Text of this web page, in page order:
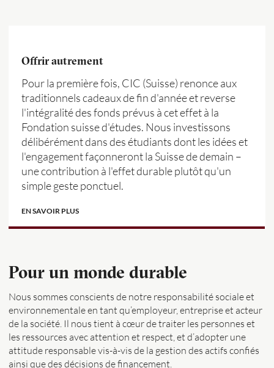
Offrir autrement
Pour la première fois, CIC (Suisse) renonce aux
traditionnels cadeaux de fin d'année et reverse
l'intégralité des fonds prévus à cet effet à la
Fondation suisse d'études. Nous investissons
délibérément dans des étudiants dont les idées et
l'engagement façonneront la Suisse de demain –
une contribution à l'effet durable plutôt qu'un
simple geste ponctuel.
EN SAVOIR PLUS
Pour un monde durable
Nous sommes conscients de notre responsabilité sociale et
environnementale en tant qu’employeur, entreprise et acteur
de la société. Il nous tient à cœur de traiter les personnes et
les ressources avec attention et respect, et d’adopter une
attitude responsable vis-à-vis de la gestion des actifs confiés
ainsi que des décisions de financement.